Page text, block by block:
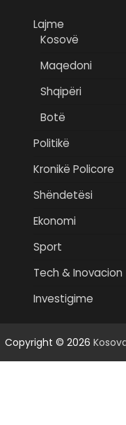
Lajme
Kosovë
Maqedoni
Shqipëri
Botë
Politikë
Kronikë Policore
Shëndetësi
Ekonomi
Sport
Tech & Inovacion
Investigime